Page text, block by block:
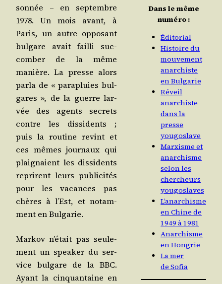
son­née – en sep­tembre
1978. Un mois avant, à
Paris, un autre oppo­sant
bul­gare avait failli suc­
com­ber de la même
manière. La presse alors
par­la de « para­pluies bul­
gares », de la guerre lar­
vée des agents secrets
contre les dis­si­dents ;
puis la rou­tine revint et
ces mêmes jour­naux qui
plai­gnaient les dis­si­dents
reprirent leurs publi­ci­tés
pour les vacances pas
chères à l’Est, et notam­
ment en Bulgarie.
Mar­kov n’é­tait pas seule­
ment un spea­ker du ser­
vice bul­gare de la BBC.
Ayant la cin­quan­taine en
Dans le même
numéro :
Éditorial
Histoire du
mouvement
anarchiste
en Bulgarie
Réveil
anarchiste
dans la
presse
yougoslave
Marxisme et
anarchisme
selon les
chercheurs
yougoslaves
L’anarchisme
en Chine de
1949 à 1981
Anarchisme
en Hongrie
La mer
de Sofia